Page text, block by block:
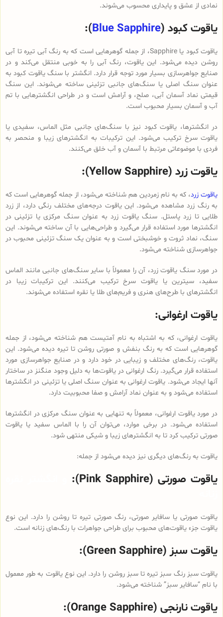
نمادی از عشق و پایداری محسوب می‌شوند.
یاقوت کبود (Blue Sapphire
):
یاقوت کبود یا Sapphire، از جمله گوهرهایی است که به رنگ آبی تیره تا آبی
روشن دیده می‌شود. این یاقوت، رنگ آبی را به خوبی منتقل می‌کند و در
صنایع جواهرسازی بسیار مورد توجه قرار دارد. انگشتر با سنگ یاقوت کبود به
عنوان سنگ اصلی یا سنگ‌های جانبی تزئینی ساخته می‌شوند. این سنگ
قیمتی نماد آسمان آبی، صلح، و آرامش است و در طراحی انگشترهایی با تم
آب و آسمان بسیار محبوب است.
در انگشترها، یاقوت کبود نیز با سنگ‌های جانبی مثل الماس، سفیدی یا
یاقوت سرخ ترکیب می‌شود. این ترکیبات به انگشترهای زیبا و منحصر به
فردی با موضوعاتی مرتبط با آسمان و آب خلق می‌کنند.
یاقوت زرد (Yellow Sapphire):
یاقوت زرد، که به نام زمردین هم شناخته می‌شود، از جمله گوهرهایی است که
به رنگ زرد مشاهده می‌شود. این یاقوت درجه‌های مختلف رنگی دارد، از زرد
طلایی تا زرد پاستل. سنگ یاقوت زرد به عنوان سنگ مرکزی یا تزئینی در
انگشترها مورد استفاده قرار می‌گیرد و طراحی‌هایی با آن ساخته می‌شوند. این
سنگ، نماد ثروت و خوشبختی است و به عنوان یک سنگ تزئینی محبوب در
جواهرسازی شناخته می‌شود.
در مورد سنگ یاقوت زرد، آن را معمولاً با سایر سنگ‌های جانبی مانند الماس
سفید، سیترین یا یاقوت سرخ ترکیب می‌کنند. این ترکیبات زیبا در
انگشترهای با طرح‌های هنری و فریم‌های طلا یا نقره استفاده می‌شوند.
یاقوت ارغوانی:
یاقوت ارغوانی، که به اشتباه به نام آمتیست هم شناخته می‌شود، از جمله
گوهرهایی است که به رنگ بنفش و صورتی روشن تا تیره دیده می‌شود. این
یاقوت، رنگ‌های مختلف و زیبایی در خود دارد و در صنایع جواهرسازی مورد
استفاده قرار می‌گیرد. رنگ ارغوانی در یاقوت‌ها به دلیل وجود منگنز در ساختار
آنها ایجاد می‌شود. یاقوت ارغوانی به عنوان سنگ اصلی یا تزئینی در انگشترها
استفاده می‌شود و به عنوان نماد آرامش و صفا محبوبیت دارد.
در مورد یاقوت ارغوانی، معمولاً به تنهایی به عنوان سنگ مرکزی در انگشترها
استفاده می‌شود. در برخی موارد، می‌توان آن را با الماس سفید یا یاقوت
صورتی ترکیب کرد تا به انگشترهای زیبا و شیکی منتهی شود.
یاقوت به رنگ‌های دیگری نیز دیده می‌شود از جمله:
یاقوت صورتی (Pink Sapphire):
یاقوت صورتی یا سافایر صورتی، رنگ صورتی تیره تا روشن را دارد. این نوع
یاقوت جزء یاقوت‌های محبوب برای طراحی جواهرات با رنگ‌های زنانه است.
یاقوت سبز (Green Sapphire):
یاقوت سبز رنگ سبز تیره تا سبز روشن را دارد. این نوع یاقوت به طور معمول
با نام “سافایر سبز” شناخته می‌شود.
یاقوت نارنجی (Orange Sapphire):